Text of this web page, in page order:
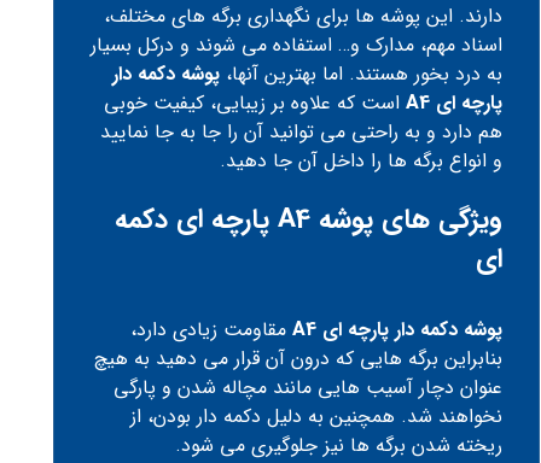
دارند. این پوشه ها برای نگهداری برگه های مختلف،
اسناد مهم، مدارک و… استفاده می شوند و درکل بسیار
به درد بخور هستند. اما بهترین آنها، پوشه دکمه دار
پارچه ای A4
است که علاوه بر زیبایی، کیفیت خوبی
هم دارد و به راحتی می توانید آن را جا به جا نمایید
و انواع برگه ها را داخل آن جا دهید.
ویژگی های پوشه A4 پارچه ای دکمه
ای
پوشه دکمه دار پارچه ای A4
مقاومت زیادی دارد،
بنابراین برگه هایی که درون آن قرار می دهید به هیچ
عنوان دچار آسیب هایی مانند مچاله شدن و پارگی
نخواهند شد. همچنین به دلیل دکمه دار بودن، از
ریخته شدن برگه ها نیز جلوگیری می شود.